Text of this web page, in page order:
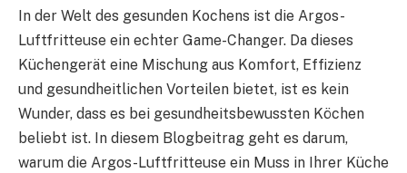
In der Welt des gesunden Kochens ist die Argos-
Luftfritteuse ein echter Game-Changer. Da dieses
Küchengerät eine Mischung aus Komfort, Effizienz
und gesundheitlichen Vorteilen bietet, ist es kein
Wunder, dass es bei gesundheitsbewussten Köchen
beliebt ist. In diesem Blogbeitrag geht es darum,
warum die Argos-Luftfritteuse ein Muss in Ihrer Küche